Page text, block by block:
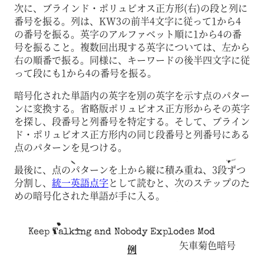
次に、ブラインド・ポリュビオス正方形(右)の段と列に
番号を振る。列は、KW3の前半4文字に従って1から4
の番号を振る。英字のアルファベット順に1から4の番
号を振ること。複数回出現する英字については、左から
右の順番で振る。同様に、キーワードの後半四文字に従
って段にも1から4の番号を振る。
暗号化された単語内の英字を別の英字を示す点のパター
ンに変換する。省略版ポリュビオス正方形からその英字
を探し、段番号と列番号を特定する。そして、ブライン
ド・ポリュビオス正方形内の同じ段番号と列番号にある
点のパターンを見つける。
最後に、点のパターンを上から縦に積み重ね、3段ずつ
分割し、 統一英語点字として読むと、次のステップのた
めの暗号化された単語が手に入る。
Keep Talking and Nobody Explodes Mod
矢車菊色暗号
例